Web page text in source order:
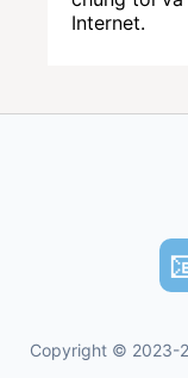
Internet.
Copyright © 2023-